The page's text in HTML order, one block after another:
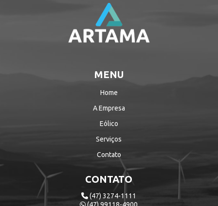
MENU
Home
A Empresa
Eólico
Serviços
Contato
CONTATO
(47) 3274-1111